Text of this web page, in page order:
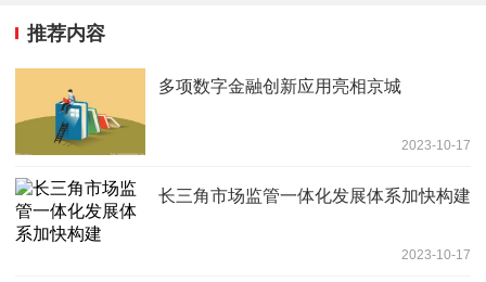
推荐内容
多项数字金融创新应用亮相京城
2023-10-17
长三角市场监管一体化发展体系加快构建
2023-10-17